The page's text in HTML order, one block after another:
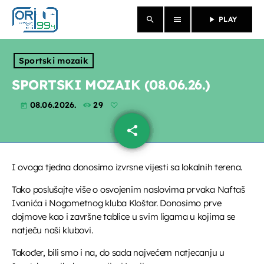
search menu play_arrow PLAY
close
O NAMA
PROGRAM
PROPUSTILI STE
EMISIJE
Sportski mozaik
SPORTSKI MOZAIK (08.06.26.)
today 08.06.2026. 29
share
email
I ovoga tjedna donosimo izvrsne vijesti sa lokalnih terena.
Tako poslušajte više o osvojenim naslovima prvaka Naftaš
Ivanića i Nogometnog kluba Kloštar. Donosimo prve
dojmove kao i završne tablice u svim ligama u kojima se
natječu naši klubovi.
Također, bili smo i na, do sada najvećem natjecanju u